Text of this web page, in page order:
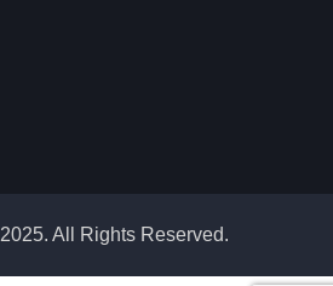
2025. All Rights Reserved.